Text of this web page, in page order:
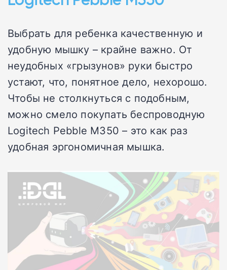
Выбрать для ребенка качественную и
удобную мышку – крайне важно. От
неудобных «грызунов» руки быстро
устают, что, понятное дело, нехорошо.
Чтобы не столкнуться с подобным,
можно смело покупать беспроводную
Logitech Pebble M350 – это как раз
удобная эргономичная мышка.